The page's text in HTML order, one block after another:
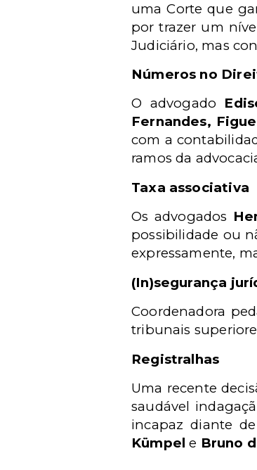
uma Corte que
por trazer um
Judiciário, mas
Números no
O advogado
Fernandes,
com a
ramos da
Taxa associativa
Os advogados
possibilidade ou
expressamente,
(In)segurança
Coordenadora
tribunais
Registralhas
Uma recente
saudável
incapaz diante
Kümpele Bruno